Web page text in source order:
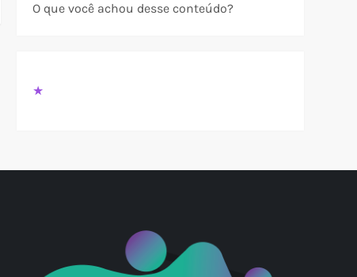
O que você achou desse conteúdo?
★